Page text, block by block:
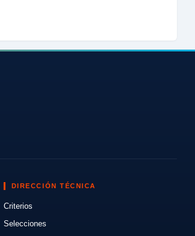
DIRECCIÓN TÉCNICA
Criterios
Selecciones